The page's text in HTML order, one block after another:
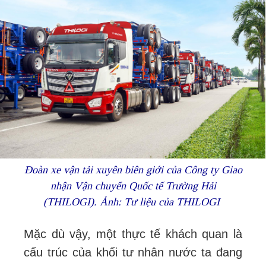
Đoàn xe vận tải xuyên biên giới của Công ty Giao
nhận Vận chuyển Quốc tế Trường Hải
(THILOGI). Ảnh: Tư liệu của THILOGI
Mặc dù vậy, một thực tế khách quan là
cấu trúc của khối tư nhân nước ta đang